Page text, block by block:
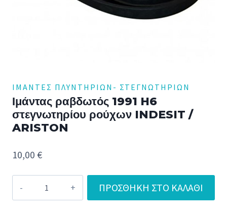
ΙΜΆΝΤΕΣ ΠΛΥΝΤΗΡΊΩΝ- ΣΤΕΓΝΩΤΉΡΙΩΝ
Ιμάντας ραβδωτός 1991 H6
στεγνωτηρίου ρούχων INDESIT /
ARISTON
10,00 €
ραβδωτός
ΠΡΟΣΘΉΚΗ ΣΤΟ ΚΑΛΆΘΙ